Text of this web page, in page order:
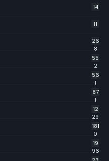
14
11
26
8
55
2
56
1
87
1
12
29
181
0
19
96